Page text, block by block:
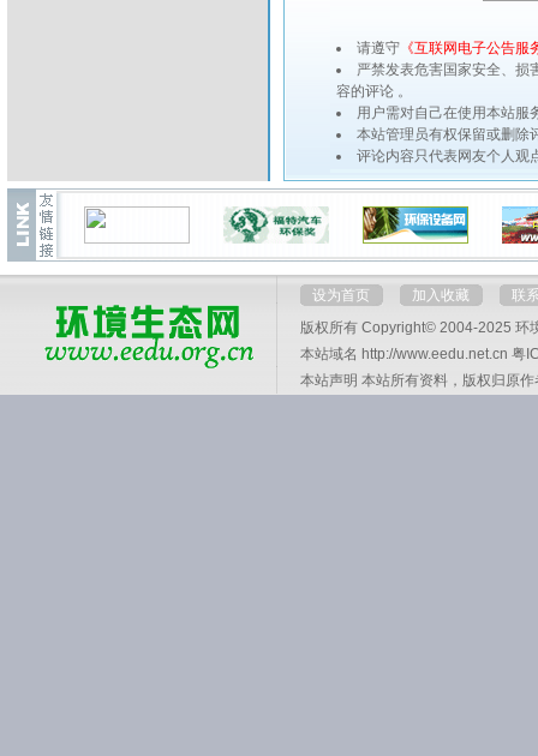
请遵守 《互联网电子公告服
严禁发表危害国家安全、损
容的评论 。
用户需对自己在使用本站服
本站管理员有权保留或删除
评论内容只代表网友个人观
设为首页 加入收藏
联
版权所有 Copyright© 2004-2025 环
本站域名 http://www.eedu.net.cn 粤
本站声明 本站所有资料，版权归原